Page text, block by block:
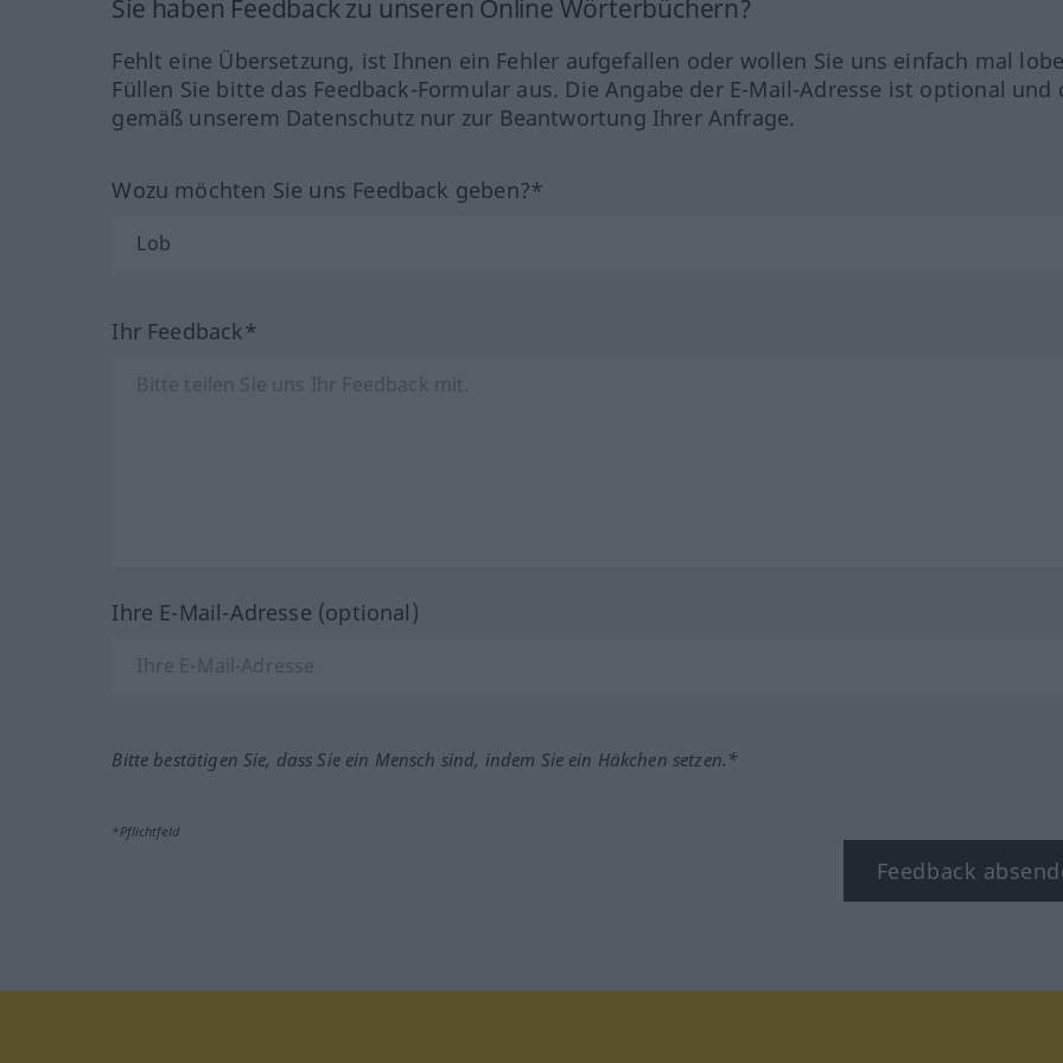
Sie haben Feedback zu unseren Online Wörterbüchern?
Fehlt eine Übersetzung, ist Ihnen ein Fehler aufgefallen oder wollen Sie uns einfach mal
Füllen Sie bitte das Feedback-Formular aus. Die Angabe der E-Mail-Adresse ist optional und
gemäß unserem Datenschutz nur zur Beantwortung Ihrer Anfrage.
Wozu möchten Sie uns Feedback geben?*
Ihr Feedback*
Ihre E-Mail-Adresse (optional)
Bitte bestätigen Sie, dass Sie ein Mensch sind, indem Sie ein Häkchen setzen.*
*Pflichtfeld
Feedback